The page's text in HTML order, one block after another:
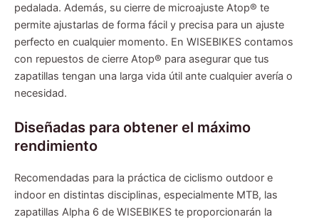
pedalada. Además, su cierre de microajuste Atop® te
permite ajustarlas de forma fácil y precisa para un ajuste
perfecto en cualquier momento. En WISEBIKES contamos
con repuestos de cierre Atop® para asegurar que tus
zapatillas tengan una larga vida útil ante cualquier avería o
necesidad.
Diseñadas para obtener el máximo
rendimiento
Recomendadas para la práctica de ciclismo outdoor e
indoor en distintas disciplinas, especialmente MTB, las
zapatillas Alpha 6 de WISEBIKES te proporcionarán la